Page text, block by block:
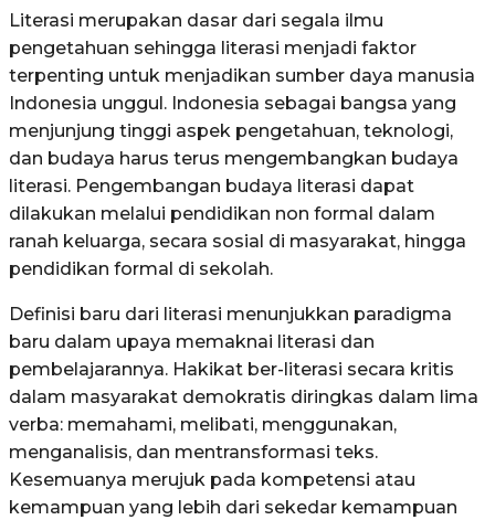
Literasi merupakan dasar dari segala ilmu
pengetahuan sehingga literasi menjadi faktor
terpenting untuk menjadikan sumber daya manusia
Indonesia unggul. Indonesia sebagai bangsa yang
menjunjung tinggi aspek pengetahuan, teknologi,
dan budaya harus terus mengembangkan budaya
literasi. Pengembangan budaya literasi dapat
dilakukan melalui pendidikan non formal dalam
ranah keluarga, secara sosial di masyarakat, hingga
pendidikan formal di sekolah.
Definisi baru dari literasi menunjukkan paradigma
baru dalam upaya memaknai literasi dan
pembelajarannya. Hakikat ber-literasi secara kritis
dalam masyarakat demokratis diringkas dalam lima
verba: memahami, melibati, menggunakan,
menganalisis, dan mentransformasi teks.
Kesemuanya merujuk pada kompetensi atau
kemampuan yang lebih dari sekedar kemampuan